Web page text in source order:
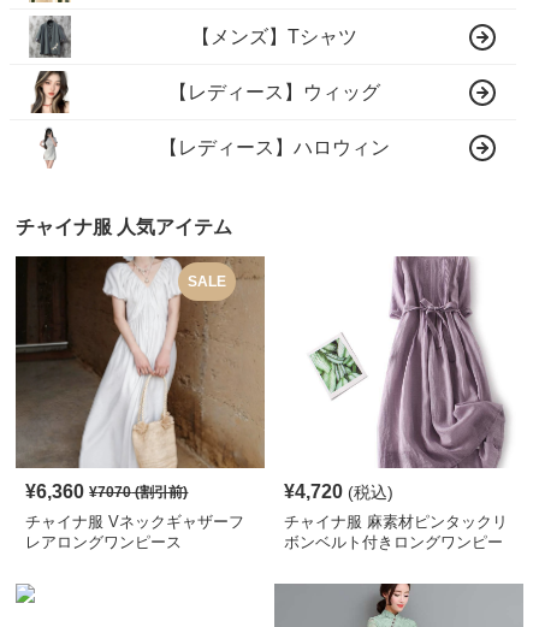
【メンズ】Tシャツ
【レディース】ウィッグ
【レディース】ハロウィン
チャイナ服 人気アイテム
SALE
¥6,360 ¥7070(割引前)
チャイナ服 Vネックギャザーフ
レアロングワンピース
¥4,720 (税込)
チャイナ服 麻素材ピンタックリ
ボンベルト付きロングワンピー